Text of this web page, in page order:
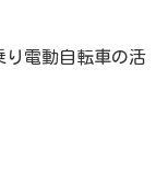
り電動自転車の活